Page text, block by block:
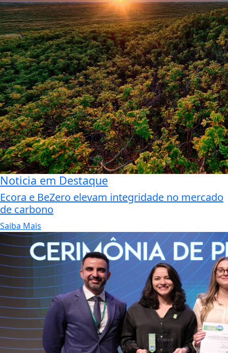
Noticia em Destaque
Ecora e BeZero elevam integridade no mercado
de carbono
Saiba Mais